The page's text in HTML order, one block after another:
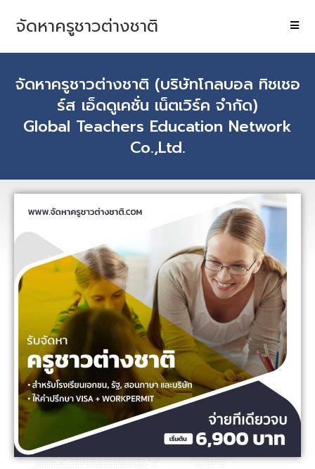
จัดหาครูชาวต่างชาติ
จัดหาครูชาวต่างชาติ (บริษัทโกลบอล ทิชเชอ
ร์ส เอ็ดดูเคชั่น เน็ตเวิร์ค จำกัด)
Global Teachers Education Network
Co.,Ltd.